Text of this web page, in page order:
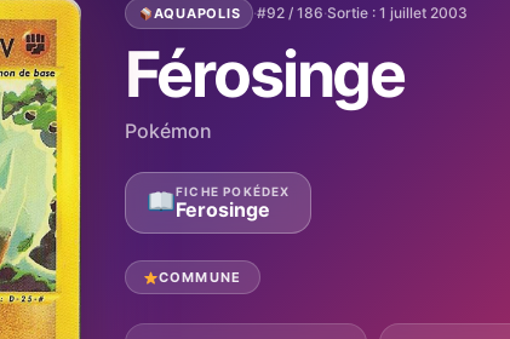
AQUAPOLIS ·#92 / 186·Sortie : 1 juillet 2003
Férosinge
Pokémon
FICHE POKÉDEX
Ferosinge
COMMUNE